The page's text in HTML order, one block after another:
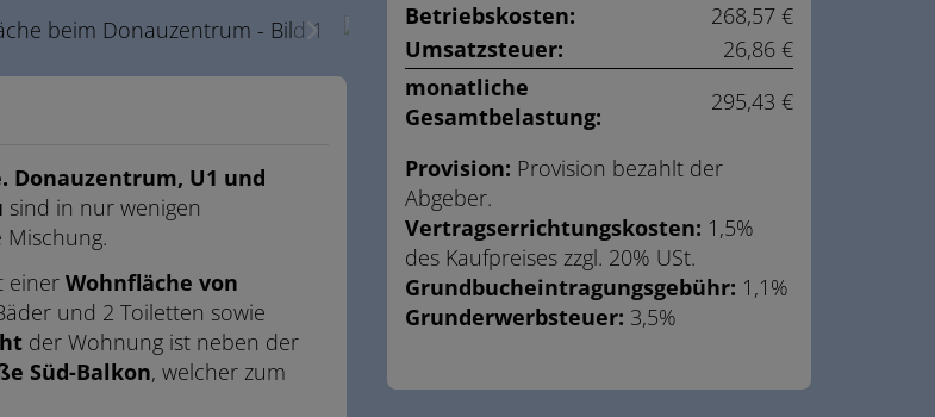
Donauzentrum, U1 und
sind in nur wenigen
einer Wohnfläche von
und 2 Toiletten sowie
der Wohnung ist neben der
Süd-Balkon, welcher zum
Betriebskosten:
268,57 €
Umsatzsteuer:
26,86 €
monatliche
Gesamtbelastung:
295,43 €
Provision: Provision bezahlt der
Abgeber.
Vertragserrichtungskosten: 1,5%
des Kaufpreises zzgl. 20% USt.
Grundbucheintragungsgebühr: 1,1%
Grunderwerbsteuer: 3,5%